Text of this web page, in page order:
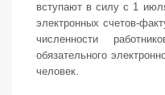
вступают в силу с 1
электронных счетов-
численности
обязательного
человек.